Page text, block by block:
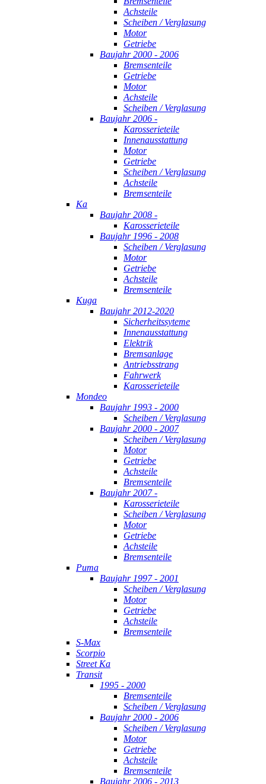
Achsteile
Scheiben / Verglasung
Motor
Getriebe
Baujahr 2000 - 2006
Bremsenteile
Getriebe
Motor
Achsteile
Scheiben / Verglasung
Baujahr 2006 -
Karosserieteile
Innenausstattung
Motor
Getriebe
Scheiben / Verglasung
Achsteile
Bremsenteile
Ka
Baujahr 2008 -
Karosserieteile
Baujahr 1996 - 2008
Scheiben / Verglasung
Motor
Getriebe
Achsteile
Bremsenteile
Kuga
Baujahr 2012-2020
Sicherheitssyteme
Innenausstattung
Elektrik
Bremsanlage
Antriebsstrang
Fahrwerk
Karosserieteile
Mondeo
Baujahr 1993 - 2000
Scheiben / Verglasung
Baujahr 2000 - 2007
Scheiben / Verglasung
Motor
Getriebe
Achsteile
Bremsenteile
Baujahr 2007 -
Karosserieteile
Scheiben / Verglasung
Motor
Getriebe
Achsteile
Bremsenteile
Puma
Baujahr 1997 - 2001
Scheiben / Verglasung
Motor
Getriebe
Achsteile
Bremsenteile
S-Max
Scorpio
Street Ka
Transit
1995 - 2000
Bremsenteile
Scheiben / Verglasung
Baujahr 2000 - 2006
Scheiben / Verglasung
Motor
Getriebe
Achsteile
Bremsenteile
Baujahr 2006 - 2013